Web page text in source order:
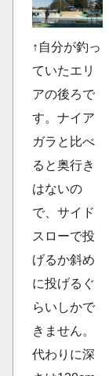
↑自分が釣っ
ていたエリ
アの後ろで
す。ナイア
ガラと比べ
ると奥行き
はないの
で、サイド
スローで投
げるか斜め
に投げるぐ
らいしかで
きません。
代わりに深